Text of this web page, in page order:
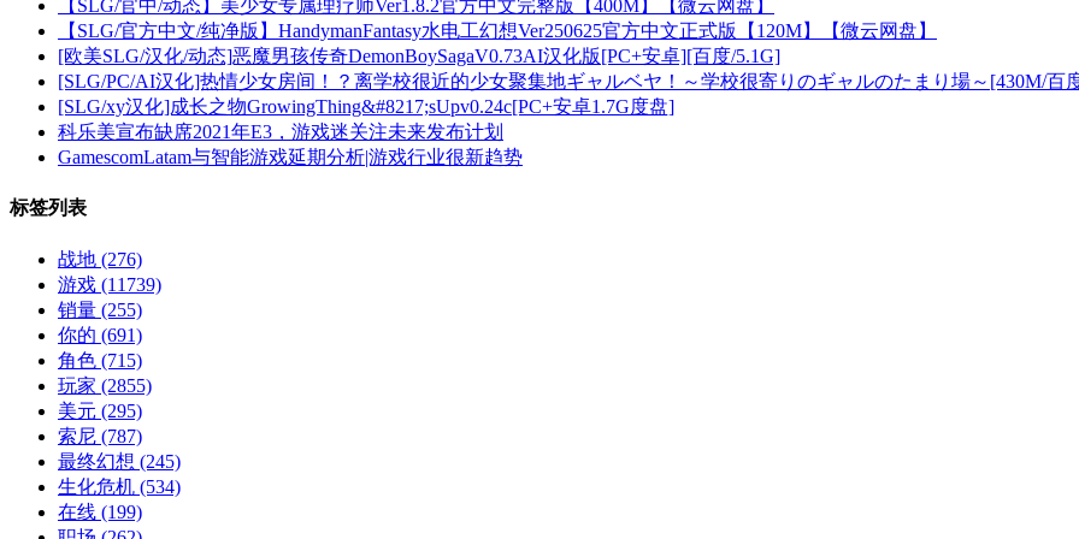
【SLG/官中/动态】美少女专属理疗师Ver1.8.2官方中文完整版【400M】【微云网盘】
【SLG/官方中文/纯净版】HandymanFantasy水电工幻想Ver250625官方中文正式版【120M】【微云网盘】
[欧美SLG/汉化/动态]恶魔男孩传奇DemonBoySagaV0.73AI汉化版[PC+安卓][百度/5.1G]
[SLG/PC/AI汉化]热情少女房间！？离学校很近的少女聚集地ギャルベヤ！～学校很寄りのギャルのたまり場～[430M/百
[SLG/xy汉化]成长之物GrowingThing&#8217;sUpv0.24c[PC+安卓1.7G度盘]
科乐美宣布缺席2021年E3，游戏迷关注未来发布计划
GamescomLatam与智能游戏延期分析|游戏行业很新趋势
标签列表
战地 (276)
游戏 (11739)
销量 (255)
你的 (691)
角色 (715)
玩家 (2855)
美元 (295)
索尼 (787)
最终幻想 (245)
生化危机 (534)
在线 (199)